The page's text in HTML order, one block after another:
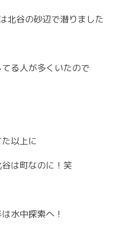
北谷の砂辺で潜りました
る人が多くいたので
以上に
は町なのに！笑
水中探索へ！